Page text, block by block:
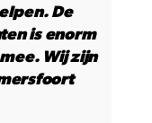
De
is enorm
Wij zijn